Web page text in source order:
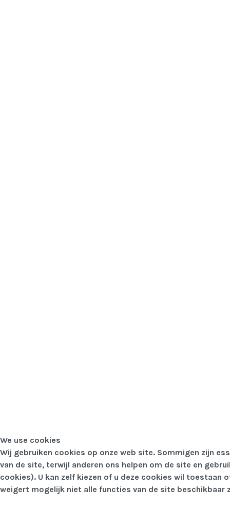
We use cookies
Wij gebruiken cookies op onze web site. Sommigen zijn
van de site, terwijl anderen ons helpen om de site en
cookies). U kan zelf kiezen of u deze cookies wil toestaan
weigert mogelijk niet alle functies van de site beschikbaar